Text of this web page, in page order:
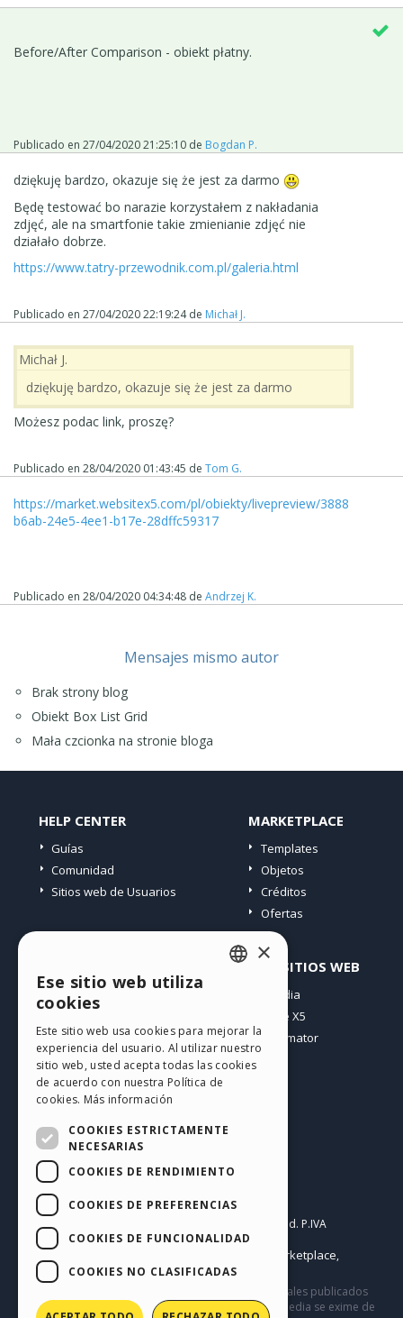
Before/After Comparison - obiekt płatny.
Publicado en 27/04/2020 21:25:10 de Bogdan P.
dziękuję bardzo, okazuje się że jest za darmo
Będę testować bo narazie korzystałem z nakładania
zdjęć, ale na smartfonie takie zmienianie zdjęć nie
działało dobrze.
https://www.tatry-przewodnik.com.pl/galeria.html
Publicado en 27/04/2020 22:19:24de Michał J.
Michał J.
dziękuję bardzo, okazuje się że jest za darmo
Możesz podac link, proszę?
Publicado en 28/04/2020 01:43:45 de Tom G.
https://market.websitex5.com/pl/obiekty/livepreview/3888
b6ab-24e5-4ee1-b17e-28dffc59317
Publicado en 28/04/2020 04:34:48 de Andrzej K.
Mensajes mismo autor
Brak strony blog
Obiekt Box List Grid
Mała czcionka na stronie bloga
HELP CENTER
Guías
Comunidad
Sitios web de Usuarios
MARKETPLACE
Templates
Objetos
Créditos
Ofertas
Mis post
Mis download
Espacio Web
Mis Créditos
OTROS SITIOS WEB
Incomedia
WebSite X5
WebAnimator
Español
Copyright © 2026
All rights reserved. P.IVA
IT07514640015
Help Center / Marketplace,
Templates,Objects|Privacy Policy
Este sitio contiene comentarios, opiniones y materiales publicados
por los usuarios solo con fines informativos. Incomedia se exime de
GERMAN
SPANISH
RUSSIAN
FRENCH
×
Ese sitio web utiliza
cookies
Este sitio web usa cookies para mejorar la
experiencia del usuario. Al utilizar nuestro
sitio web, usted acepta todas las cookies
de acuerdo con nuestra Política de
cookies. Más información
COOKIES ESTRICTAMENTE
NECESARIAS
COOKIES DE RENDIMIENTO
COOKIES DE PREFERENCIAS
COOKIES DE FUNCIONALIDAD
COOKIES NO CLASIFICADAS